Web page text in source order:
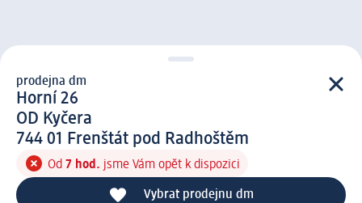
prodejna d m
prodejna dm
Horní 26
OD Kyčera
7 4 4 0 1
744 01 Frenštát pod Radhoštěm
Od 7 hod. jsme Vám opět k dispozici
Vybrat prodejnu dm